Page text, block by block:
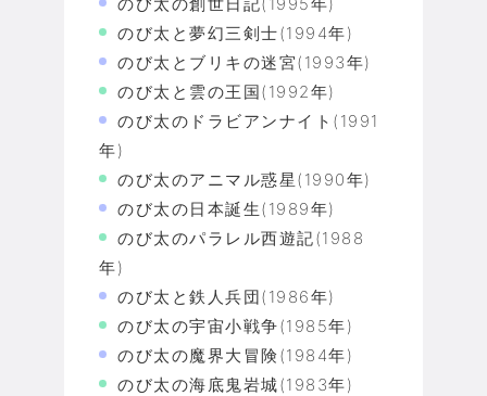
のび太と夢幻三剣士(1994年)
のび太とブリキの迷宮(1993年)
のび太と雲の王国(1992年)
のび太のドラビアンナイト(1991
年)
のび太のアニマル惑星(1990年)
のび太の日本誕生(1989年)
のび太のパラレル西遊記(1988
年)
のび太と鉄人兵団(1986年)
のび太の宇宙小戦争(1985年)
のび太の魔界大冒険(1984年)
のび太の海底鬼岩城(1983年)